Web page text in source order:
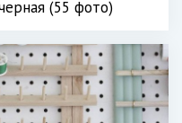
(55 фото)